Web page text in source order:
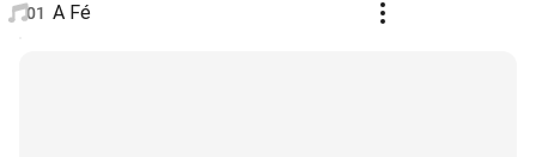
01 A Fé